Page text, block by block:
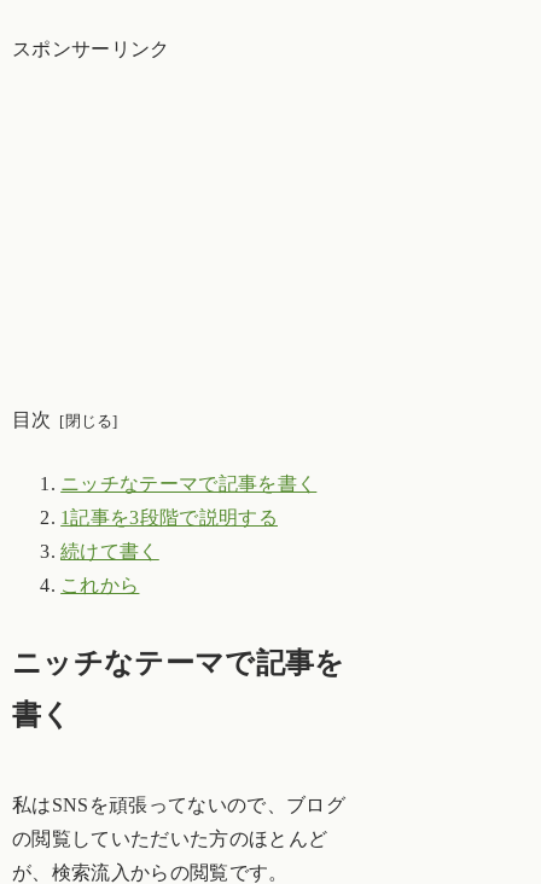
スポンサーリンク
目次
ニッチなテーマで記事を書く
1記事を3段階で説明する
続けて書く
これから
ニッチなテーマで記事を
書く
私はSNSを頑張ってないので、ブログ
の閲覧していただいた方のほとんど
が、検索流入からの閲覧です。